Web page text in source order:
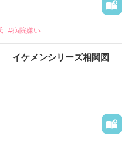
#病院嫌い
ケメンシリーズ相関図